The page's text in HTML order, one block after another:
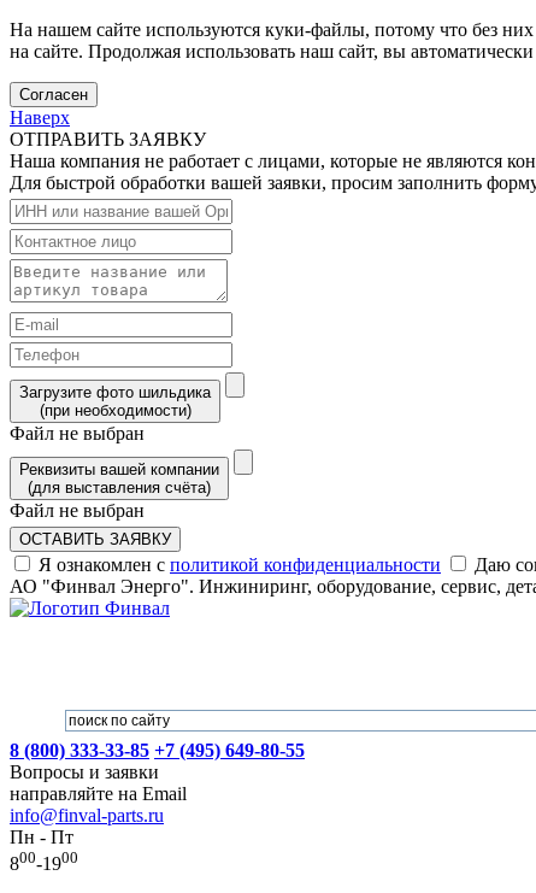
На нашем сайте используются куки-файлы, потому что без
на сайте. Продолжая использовать наш сайт, вы
Согласен
Наверх
ОТПРАВИТЬ ЗАЯВКУ
Наша компания не работает с лицами, которые не являются
Для быстрой обработки вашей заявки, просим заполнить
Загрузите фото шильдика
(при необходимости)
Файл не выбран
Реквизиты вашей компании
(для выставления счёта)
Файл не выбран
ОСТАВИТЬ ЗАЯВКУ
Я ознакомлен с политикой конфиденциальности Даю
АО "Финвал Энерго". Инжиниринг, оборудование, сервис,
8 (800) 333-33-85 +7 (495) 649-80-55
Вопросы и заявки
направляйте на Email
info@finval-parts.ru
Пн - Пт
800-1900